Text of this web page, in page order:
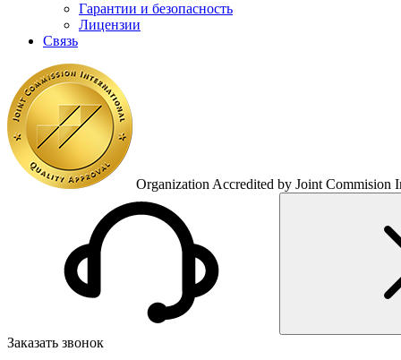
Гарантии и безопасность
Лицензии
Связь
Organization Accredited by Joint Commision
Заказать звонок